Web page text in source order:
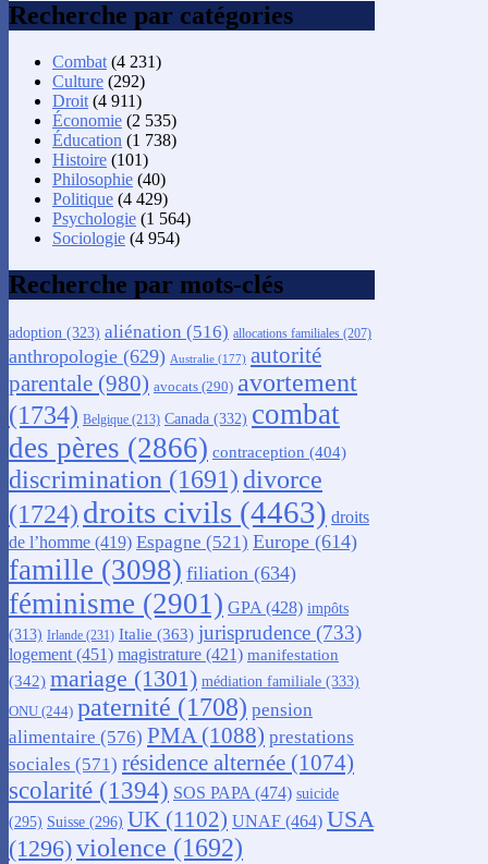
Recherche par catégories
Combat (4 231)
Culture (292)
Droit (4 911)
Économie (2 535)
Éducation (1 738)
Histoire (101)
Philosophie (40)
Politique (4 429)
Psychologie (1 564)
Sociologie (4 954)
Recherche par mots-clés
adoption (323) aliénation (516) allocations familiales (207)
anthropologie (629) Australie (177) autorité
parentale (980) avocats (290) avortement
(1734) Belgique (213) Canada (332) combat
des pères (2866) contraception (404)
discrimination (1691) divorce
(1724) droits civils (4463) droits
de l’homme (419) Espagne (521) Europe (614)
famille (3098) filiation (634)
féminisme (2901) GPA (428) impôts
(313) Irlande (231) Italie (363) jurisprudence (733)
logement (451) magistrature (421) manifestation
(342) mariage (1301) médiation familiale (333)
ONU (244) paternité (1708) pension
alimentaire (576) PMA(1088) prestations
sociales (571) résidence alternée (1074)
scolarité (1394) SOS PAPA(474) suicide
(295) Suisse (296) UK (1102) UNAF (464) USA
(1296)violence (1692)